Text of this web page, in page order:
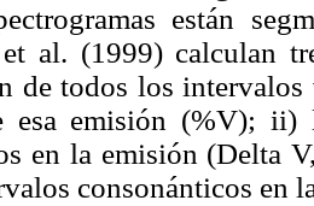
están
al. (1999) calculan
de todos los
esa emisión (%V); ii)
en la emisión (Delta
consonánticos en